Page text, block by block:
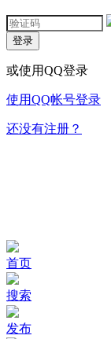
登录
或使用QQ登录
使用QQ帐号登录
还没有注册？
首页
搜索
发布